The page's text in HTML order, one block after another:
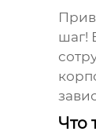
шаг!
Что